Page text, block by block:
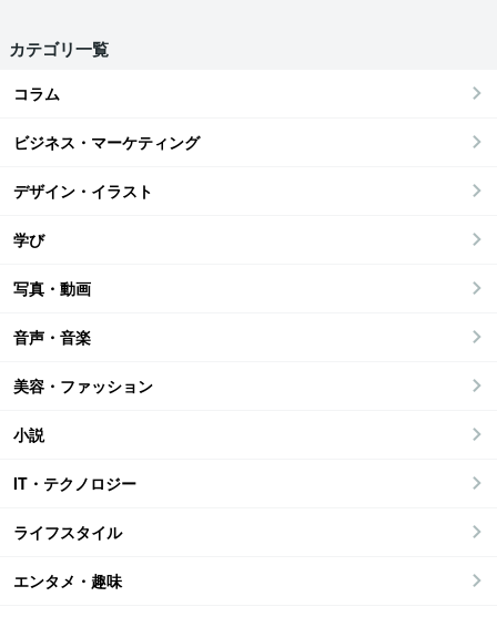
カテゴリ一覧
コラム
ビジネス・マーケティング
デザイン・イラスト
学び
写真・動画
音声・音楽
美容・ファッション
小説
IT・テクノロジー
ライフスタイル
エンタメ・趣味